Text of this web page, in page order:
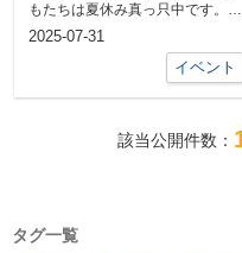
もたちは夏休み真っ只中です。我
が家の7月は子どもの部活と大会
2025-07-31
イベント
該当公開件数：
タグ一覧